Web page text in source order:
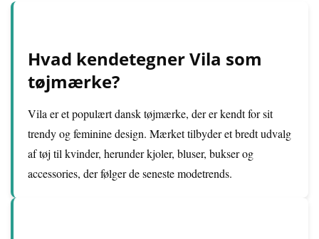
Hvad kendetegner Vila som
tøjmærke?
Vila er et populært dansk tøjmærke, der er kendt for sit
trendy og feminine design. Mærket tilbyder et bredt udvalg
af tøj til kvinder, herunder kjoler, bluser, bukser og
accessories, der følger de seneste modetrends.